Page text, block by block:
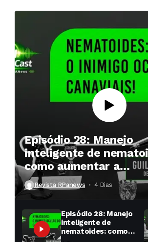
Episódio 28: Manejo
inteligente de
como aumentar a
produtividade das
Revista RPanews 4 Dias ⁮
Episódio 28: Manejo
inteligente de
nematoides: como
aumentar a